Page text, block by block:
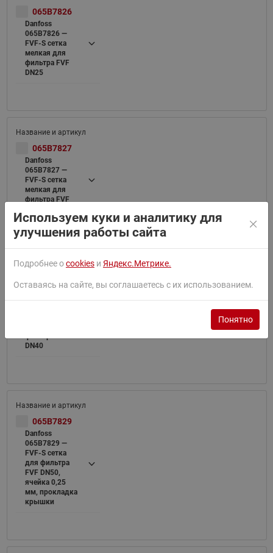
065B7826
Danfoss
065B7826 —
FVF-S cетка
мелкая для
фильтра FVF
DN25
065B7827
Danfoss
065B7827 —
FVF-S cетка
мелкая для
фильтра FVF
065B7828
DN40
065B7829
Danfoss
065B7829 —
FVF-S cетка
для фильтра
FVF DN50,
ячейка 0,25
мм, прокладка
крышки
Используем куки и аналитику для
улучшения работы сайта
Подробнее оcookies и Яндекс.Метрике.
Оставаясь на сайте, вы соглашаетесь с их использованием.
Понятно